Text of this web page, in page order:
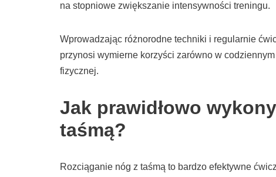
na stopniowe zwiększanie intensywności treningu.
Wprowadzając różnorodne techniki i regularnie
przynosi wymierne korzyści zarówno w
fizycznej.
Jak prawidłowo
taśmą?
Rozciąganie nóg z taśmą to bardzo efektywne